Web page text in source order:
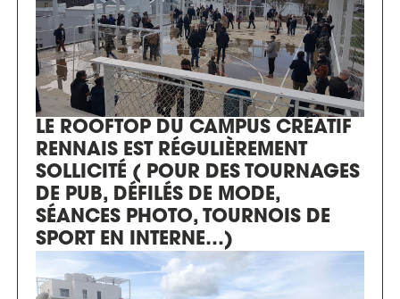
LE ROOFTOP DU CAMPUS CRÉATIF
RENNAIS EST RÉGULIÈREMENT
SOLLICITÉ ( POUR DES TOURNAGES
DE PUB, DÉFILÉS DE MODE,
SÉANCES PHOTO, TOURNOIS DE
SPORT EN INTERNE…)